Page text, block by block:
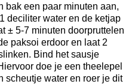
bak een paar minuten aan,
deciliter water en de ketjap
± 5-7 minuten doorpruttelen
paksoi erdoor en laat 2
Bind het sausje
doe je een theelepel
scheutje water en roer je dit